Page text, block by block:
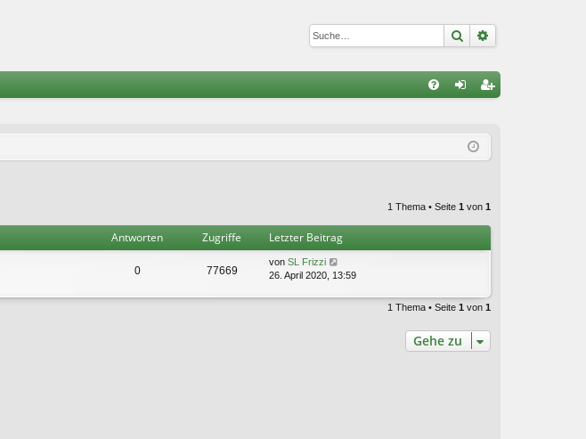
Suche
ist
1 Thema • Seite 1 von 1
Antworten Zugriffe Letzter Beitrag
0 77669
von SL Frizzi
26. April 2020, 13:59
1 Thema • Seite 1 von 1
Gehe zu